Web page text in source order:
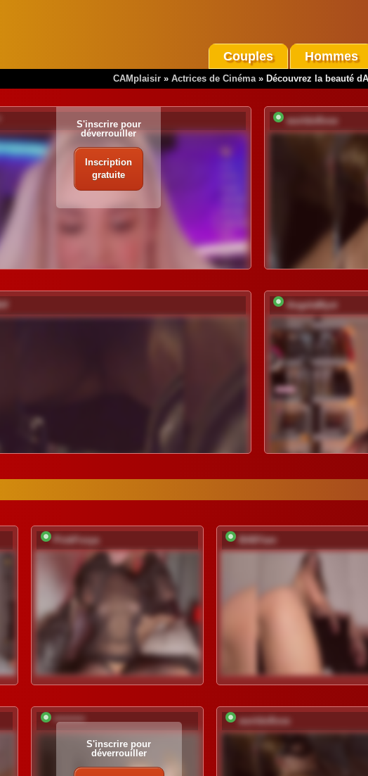
Couples Hommes
CAMplaisir » Actrices de Cinéma» Découvrez la beauté
S'inscrire pour
déverrouiller
Inscription
gratuite
worldoflove
AngelaMyst
PinkFoxya BABYam
*********
S'inscrire pour
déverrouiller
worldoflove